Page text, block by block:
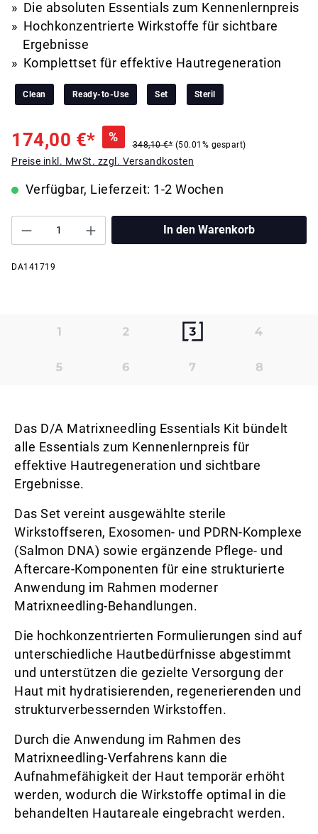
Die absoluten Essentials zum Kennenlernpreis
Hochkonzentrierte Wirkstoffe für sichtbare
Ergebnisse
Komplettset für effektive Hautregeneration
Clean Ready-to-Use Set Steril
174,00 €* %
348,10 €* (50.01% gespart)
Preise inkl. MwSt. zzgl. Versandkosten
Verfügbar, Lieferzeit: 1-2 Wochen
In den Warenkorb
DA141719
Das D/A Matrixneedling Essentials Kit bündelt
alle Essentials zum Kennenlernpreis für
effektive Hautregeneration und sichtbare
Ergebnisse.
Das Set vereint ausgewählte sterile
Wirkstoffseren, Exosomen- und PDRN-Komplexe
(Salmon DNA) sowie ergänzende Pflege- und
Aftercare-Komponenten für eine strukturierte
Anwendung im Rahmen moderner
Matrixneedling-Behandlungen.
Die hochkonzentrierten Formulierungen sind auf
unterschiedliche Hautbedürfnisse abgestimmt
und unterstützen die gezielte Versorgung der
Haut mit hydratisierenden, regenerierenden und
strukturverbessernden Wirkstoffen.
Durch die Anwendung im Rahmen des
Matrixneedling-Verfahrens kann die
Aufnahmefähigkeit der Haut temporär erhöht
werden, wodurch die Wirkstoffe optimal in die
behandelten Hautareale eingebracht werden.